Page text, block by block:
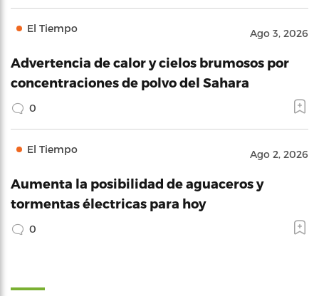
El Tiempo Ago 3, 2026
Advertencia de calor y cielos brumosos por
concentraciones de polvo del Sahara
0
El Tiempo Ago 2, 2026
Aumenta la posibilidad de aguaceros y
tormentas électricas para hoy
0